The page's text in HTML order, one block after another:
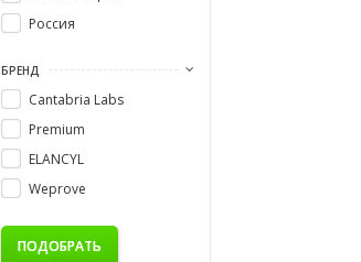
Россия
БРЕНД
Cantabria Labs
Premium
ELANCYL
Weprove
ПОДОБРАТЬ